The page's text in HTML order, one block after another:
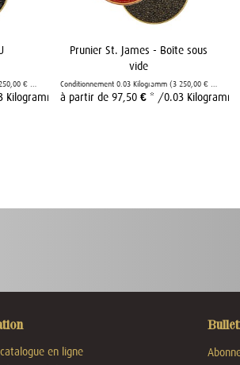
€ * / 1 Kilogramm)
Kilogramm
Prunier St. James - Boîte sous
vide
Conditionnement 0.03 Kilogramm (3 250,00 € * / 1 Kilogramm)
à partir de 97,50 € * /0.03 Kilogramm
en ligne